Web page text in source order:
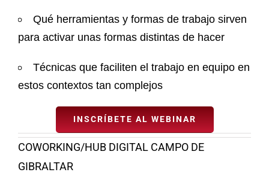
Qué herramientas y formas de trabajo sirven
para activar unas formas distintas de hacer
Técnicas que faciliten el trabajo en equipo en
estos contextos tan complejos
INSCRÍBETE AL WEBINAR
COWORKING/HUB DIGITAL CAMPO DE
GIBRALTAR